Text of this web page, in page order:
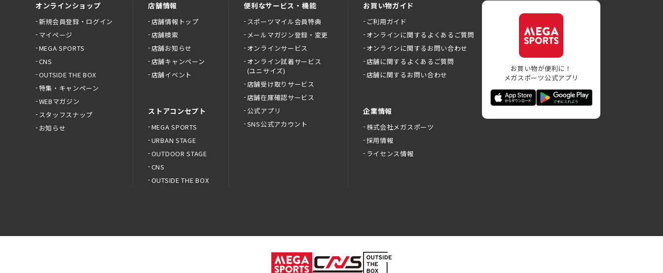
オンラインショップ
新規会員登録・ログイン
マイページ
MEGA SPORTS
CNS
OUTSIDE THE BOX
特集・キャンペーン
WEBマガジン
スタッフスナップ
お知らせ
店舗情報
店舗情報トップ
店舗検索
店舗お知らせ
店舗キャンペーン
店舗イベント
ストアコンセプト
MEGA SPORTS
URBAN STAGE
OUTDOOR STAGE
CNS
OUTSIDE THE BOX
便利なサービス・機能
スポーツマイル会員特典
メールマガジン登録・変更
オンラインサービス
オンライン試着サービス
(ユニサイズ)
店舗受け取りサービス
店舗在庫確認サービス
公式アプリ
SNS公式アカウント
お買い物ガイド
ご利用ガイド
オンラインに関するよくあるご質問
オンラインに関するお問い合わせ
店舗に関するよくあるご質問
店舗に関するお問い合わせ
企業情報
株式会社メガスポーツ
採用情報
ライセンス情報
お買い物が便利に！
メガスポーツ公式アプリ